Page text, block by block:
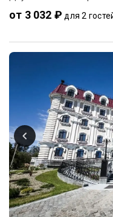
от 3 032 ₽ для 2